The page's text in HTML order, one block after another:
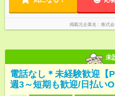
掲載元企業名 株式
未
電話なし＊未経験歓迎【
週3～短期も歓迎/日払い